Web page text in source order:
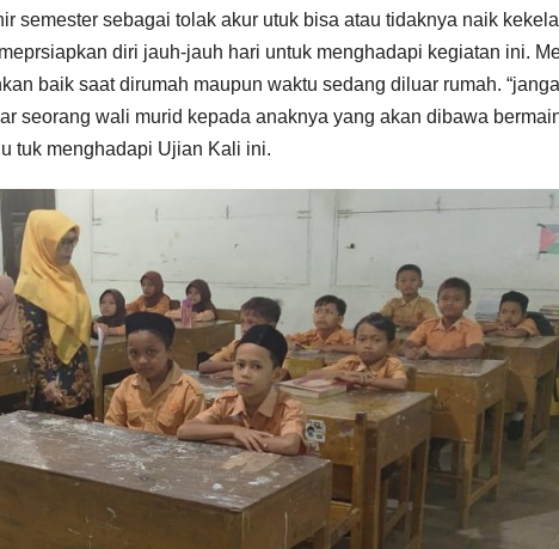
semester sebagai tolak akur utuk bisa atau tidaknya naik
diri jauh-jauh hari untuk menghadapi kegiatan ini.
baik saat dirumah maupun waktu sedang diluar rumah.
seorang wali murid kepada anaknya yang akan dibawa
tuk menghadapi Ujian Kali ini.